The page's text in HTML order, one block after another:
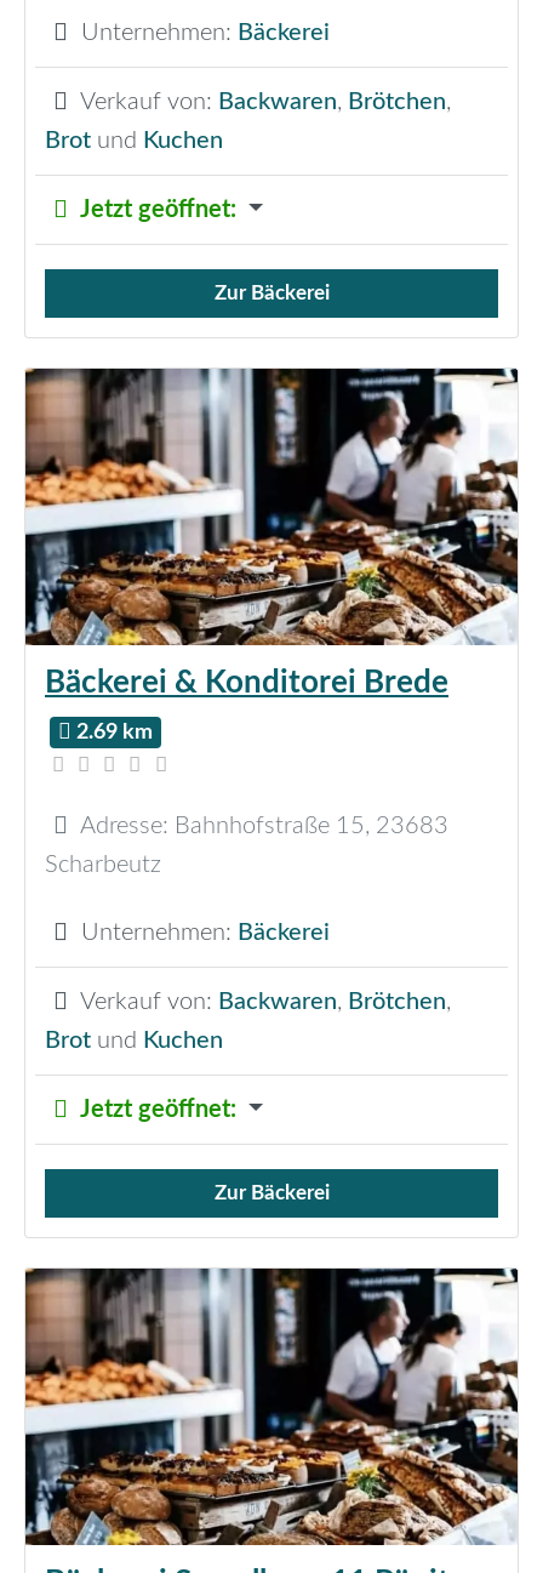
Unternehmen: Bäckerei
Verkauf von: Backwaren, Brötchen,
Brot und Kuchen
Jetzt geöffnet:
Verkauf von Brötchen,
Zur Bäckerei
Bäckerei & Konditorei Brede
2.69 km
Adresse: Bahnhofstraße 15, 23683
Scharbeutz
Unternehmen: Bäckerei
Verkauf von: Backwaren, Brötchen,
Brot und Kuchen
Jetzt geöffnet:
Verkauf von Brötchen,
Zur Bäckerei